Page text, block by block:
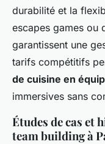
durabilité et la
escapes games ou
garantissent une
tarifs compétitifs
de cuisine en
immersives sans
Études de cas et
team building à